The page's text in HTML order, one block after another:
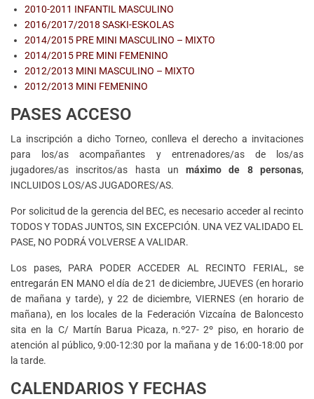
2010-2011 INFANTIL MASCULINO
2016/2017/2018 SASKI-ESKOLAS
2014/2015 PRE MINI MASCULINO – MIXTO
2014/2015 PRE MINI FEMENINO
2012/2013 MINI MASCULINO – MIXTO
2012/2013 MINI FEMENINO
PASES ACCESO
La inscripción a dicho Torneo, conlleva el derecho a invitaciones
para los/as acompañantes y entrenadores/as de los/as
jugadores/as inscritos/as hasta unmáximo de 8 personas,
INCLUIDOS LOS/AS JUGADORES/AS.
Por solicitud de la gerencia del BEC, es necesario acceder al recinto
TODOS Y TODAS JUNTOS, SIN EXCEPCIÓN. UNA VEZ VALIDADO EL
PASE, NO PODRÁ VOLVERSE A VALIDAR.
Los pases, PARA PODER ACCEDER AL RECINTO FERIAL, se
entregarán EN MANO el día de 21 de diciembre, JUEVES (en horario
de mañana y tarde), y 22 de diciembre, VIERNES (en horario de
mañana), en los locales de la Federación Vizcaína de Baloncesto
sita en la C/ Martín Barua Picaza, n.º27- 2º piso, en horario de
atención al público, 9:00-12:30 por la mañana y de 16:00-18:00 por
la tarde.
CALENDARIOS Y FECHAS